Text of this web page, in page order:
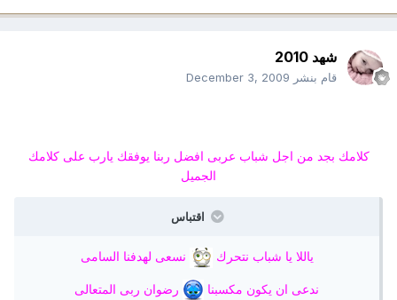
شهد 2010
قام بنشر December 3, 2009
كلامك بجد من اجل شباب عربى افضل ربنا يوفقك يارب على كلامك
الجميل
اقتباس
ياللا يا شباب نتحرك نسعى لهدفنا السامى
ندعى ان يكون مكسبنا رضوان ربى المتعالى